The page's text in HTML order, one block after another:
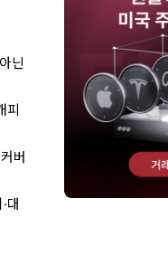
닌
피
버
대